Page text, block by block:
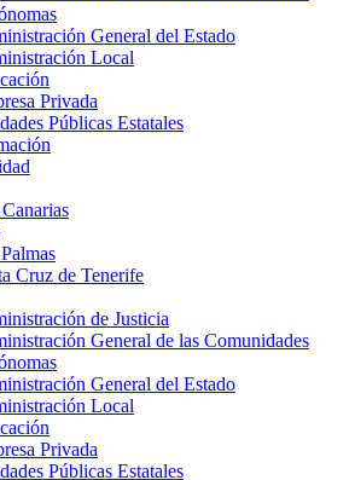
General del Estado
Local
Privada
Públicas Estatales
Cruz de Tenerife
de Justicia
General de las Comunidades
General del Estado
Local
Privada
Públicas Estatales